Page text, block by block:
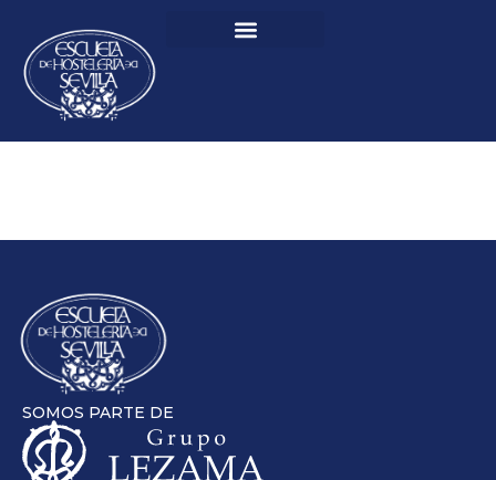
SOMOS PARTE DE